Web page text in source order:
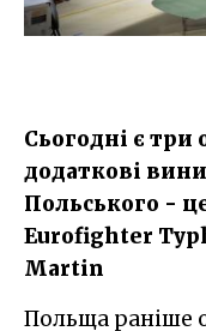
Сьогодні є три
додаткові
Польського -
Eurofighter
Martin
Польща раніше оголосила про плани